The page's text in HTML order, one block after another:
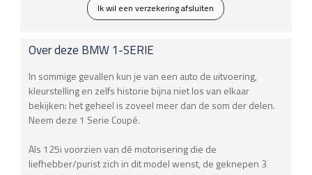
Ik wil een verzekering afsluiten
Over deze BMW1-SERIE
In sommige gevallen kun je van een auto de uitvoering,
kleurstelling en zelfs historie bijna niet los van elkaar
bekijken: het geheel is zoveel meer dan de som der delen.
Neem deze 1 Serie Coupé.
Als 125i voorzien van dé motorisering die de
liefhebber/purist zich in dit model wenst, de geknepen 3